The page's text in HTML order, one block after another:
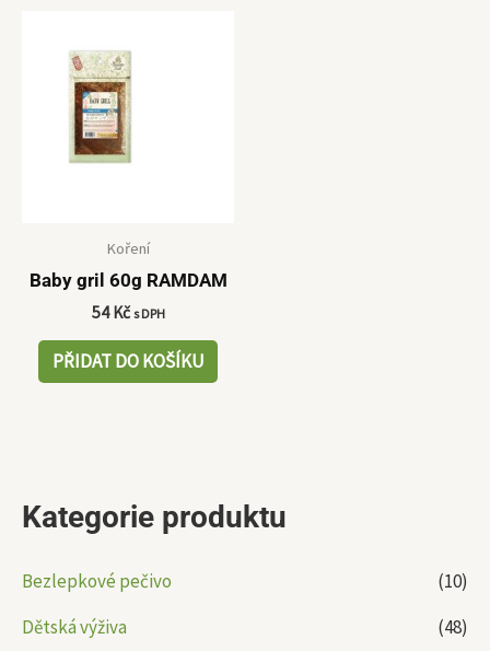
Kategorie produktu
Bezlepkové pečivo
(10)
Dětská výživa
(48)
Koření
Baby gril 60g RAMDAM
54Kč s DPH
PŘIDAT DO KOŠÍKU